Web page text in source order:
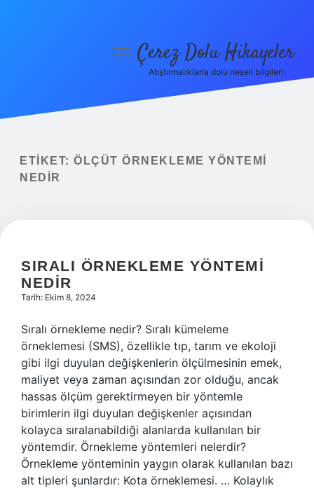
Yasal Uyarı
menüyüÇerez Dolu Hikayeler
Atıştırmalıklarla dolu neşeli bilgiler!
ETIKET: ÖLÇÜT ÖRNEKLEME YÖNTEMI
NEDIR
SIRALI ÖRNEKLEME YÖNTEMI
NEDIR
Tarih: Ekim 8, 2024
Sıralı örnekleme nedir? Sıralı kümeleme
örneklemesi (SMS), özellikle tıp, tarım ve ekoloji
gibi ilgi duyulan değişkenlerin ölçülmesinin emek,
maliyet veya zaman açısından zor olduğu, ancak
hassas ölçüm gerektirmeyen bir yöntemle
birimlerin ilgi duyulan değişkenler açısından
kolayca sıralanabildiği alanlarda kullanılan bir
yöntemdir. Örnekleme yöntemleri nelerdir?
Örnekleme yönteminin yaygın olarak kullanılan bazı
alt tipleri şunlardır: Kota örneklemesi. … Kolaylık